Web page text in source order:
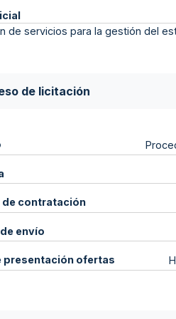
de servicios para la gestión del
de licitación
de contratación
envío
presentación ofertas